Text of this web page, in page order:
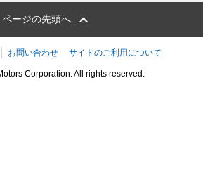
ページの先頭へ
お問い合わせ サイトのご利用について
Corporation. All rights reserved.